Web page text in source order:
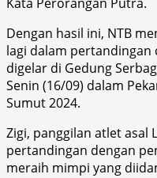
Dengan hasil ini, NTB
lagi dalam pertandingan
digelar di Gedung
Senin (16/09) dalam
Sumut 2024.
Zigi, panggilan atlet asal
pertandingan dengan
meraih mimpi yang